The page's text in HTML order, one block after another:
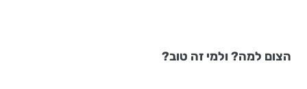
הצום למה? ולמי זה טוב?